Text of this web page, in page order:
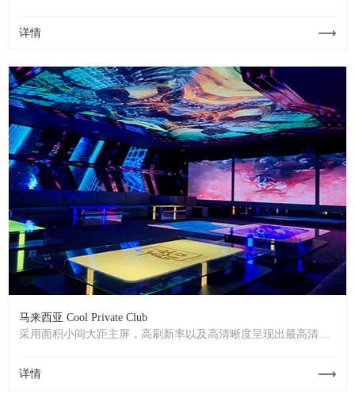
别样的魅力。使得每一个细节都能完美呈现，无论是色温、亮度
详情
马来西亚 Cool Private Club
采用面积小间大距主屏，高刷新率以及高清晰度呈现出最高清流
营造出满满的科技感。天花异形屏结合LED灯带，让现场更具空
详情